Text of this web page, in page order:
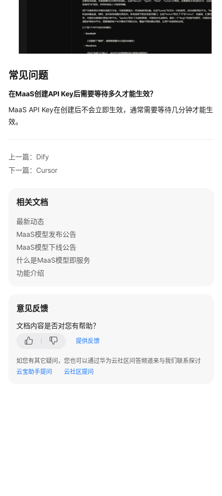
限
常见问题
在MaaS创建API Key后需要等待多久才能生效？
MaaS API Key在创建后不会立即生效，通常需要等待几分钟才能生
效。
上一篇：Dify
下一篇：Cursor
相关文档
最新动态
MaaS模型发布公告
MaaS模型下线公告
什么是MaaS模型即服务
功能介绍
意见反馈
文档内容是否对您有帮助？
提供反馈
如您有其它疑问，您也可以通过华为云社区问答频道来与我们联系探讨
云宝助手提问
云社区提问